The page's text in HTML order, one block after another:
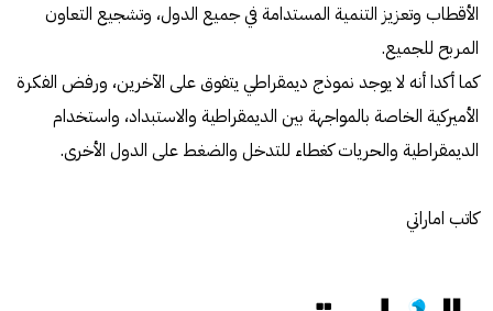
الأقطاب وتعزيز التنمية المستدامة في جميع الدول، وتشجيع التعاون
المربح للجميع.
كما أكدا أنه لا يوجد نموذج ديمقراطي يتفوق على الآخرين، ورفض الفكرة
الأميركية الخاصة بالمواجهة بين الديمقراطية والاستبداد، واستخدام
الديمقراطية والحريات كغطاء للتدخل والضغط على الدول الأخرى.
كاتب اماراتي